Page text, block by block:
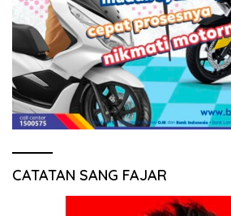
CATATAN SANG FAJAR